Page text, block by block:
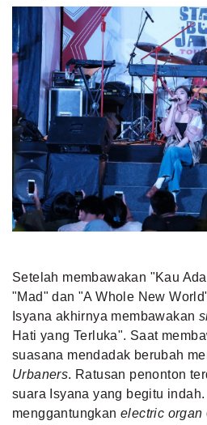
Setelah membawakan "Kau
"Mad" dan "A Whole New
Isyana akhirnya membawakan
Hati yang Terluka". Saat
suasana mendadak berubah
Urbaners. Ratusan penonton
suara Isyana yang begitu
menggantungkan electric organ